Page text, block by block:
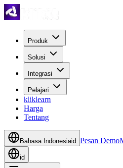
Produk
Solusi
Integrasi
Pelajari
kliklearn
Harga
Tentang
Bahasa Indonesiaid Pesan Demo
id